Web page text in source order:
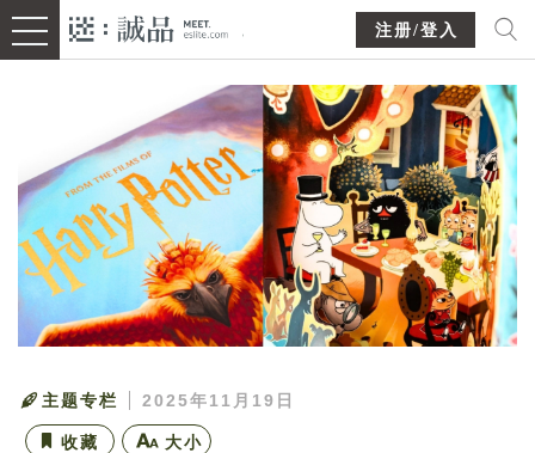
注册/登入
主题专栏 2025年11月19日
收藏 大小